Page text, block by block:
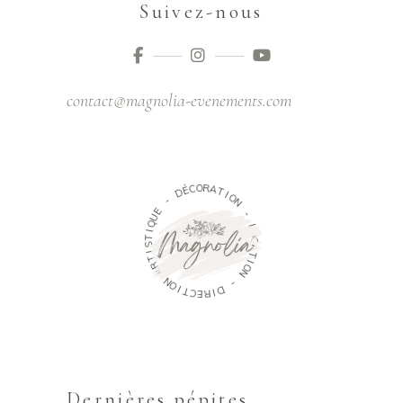
Suivez-nous
contact@magnolia-evenements.com
DÉCORATIO
N
-
L
O
C
A
T
I
O
N
-
D
I
R
E
C
T
I
O
N
A
R
T
S
T
I
Q
U
E
-